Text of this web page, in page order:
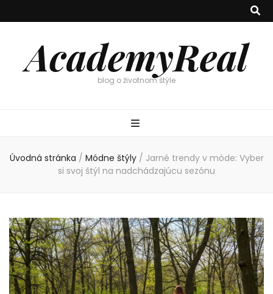
AcademyReal
blog o životnom štýle
Úvodná stránka / Módne štýly / Jarné trendy v móde: Vyber
si svoj štýl na nadchádzajúcu sezónu